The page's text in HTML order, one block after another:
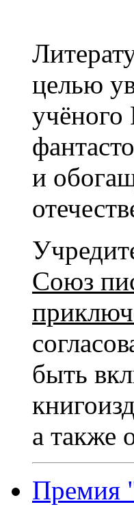
целью
учёного
и
Союз
быть
а также
Премия